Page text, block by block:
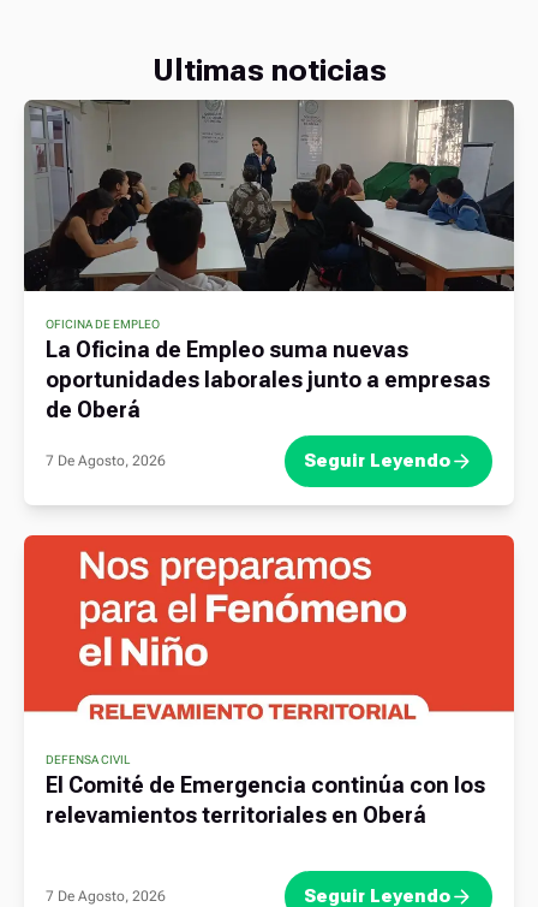
Ultimas noticias
OFICINA DE EMPLEO
La Oficina de Empleo suma nuevas
oportunidades laborales junto a empresas
de Oberá
7 De Agosto, 2026 Seguir Leyendo
DEFENSA CIVIL
El Comité de Emergencia continúa con los
relevamientos territoriales en Oberá
7 De Agosto, 2026 Seguir Leyendo